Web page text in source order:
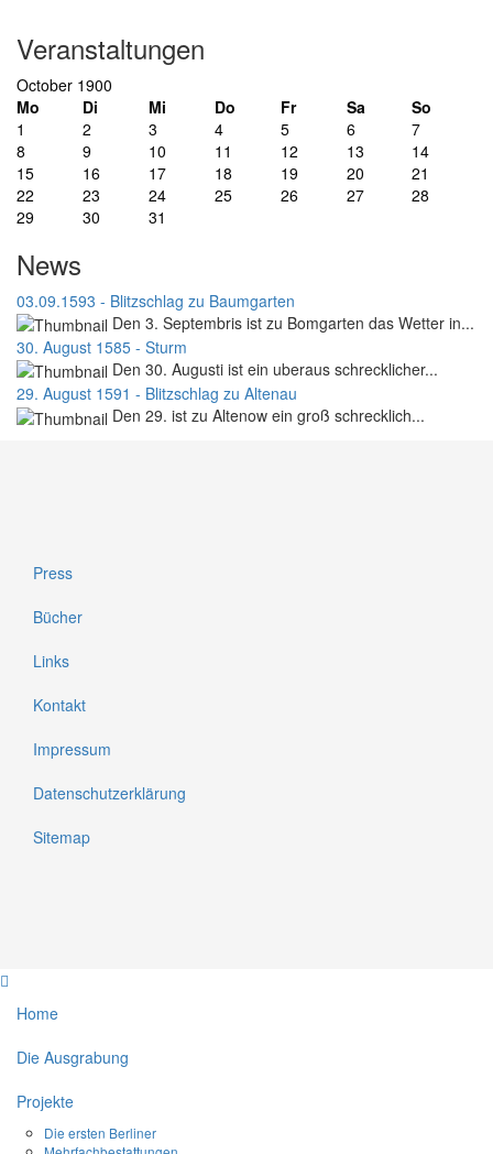
Veranstaltungen
Year
Month
Year
Month
October 1900
Mo
Di Mi Do Fr Sa
So
1
2 3 4 5 6
7
8
9 10 11 12 13
14
15
16 17 18 19 20
21
22
23 24 25 26 27
28
29
30 31
News
03.09.1593 - Blitzschlag zu Baumgarten
Den 3. Septembris ist zu Bomgarten das Wetter in...
30. August 1585 - Sturm
Den 30. Augusti ist ein uberaus schrecklicher...
29. August 1591 - Blitzschlag zu Altenau
Den 29. ist zu Altenow ein groß schrecklich...
Press
Bücher
Links
Kontakt
Impressum
Datenschutzerklärung
Sitemap
Home
Die Ausgrabung
Projekte
Die ersten Berliner